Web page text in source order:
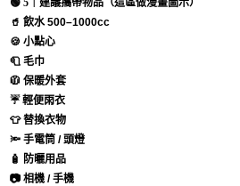
🥤 飲水 500–1000cc
🍪 小點心
🧻 毛巾
🧥 保暖外套
☔ 輕便雨衣
👕 替換衣物
🔦 手電筒 / 頭燈
🧴 防曬用品
📷 相機 / 手機